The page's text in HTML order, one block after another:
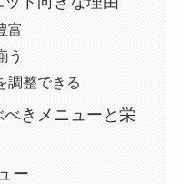
富
う
調整できる
きメニューと栄
ー